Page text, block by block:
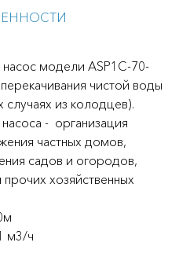
модели ASP1C-70-
чистой воды
случаях из колодцев).
- организация
частных домов,
садов и огородов,
хозяйственных
м3/ч